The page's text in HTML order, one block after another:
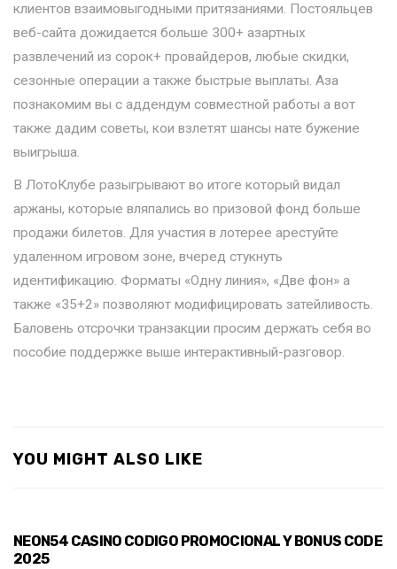
клиентов взаимовыгодными притязаниями. Постояльцев
веб-сайта дожидается больше 300+ азартных
развлечений из сорок+ провайдеров, любые скидки,
сезонные операции а также быстрые выплаты. Аза
познакомим вы с аддендум совместной работы а вот
также дадим советы, кои взлетят шансы нате бужение
выигрыша.
В ЛотоКлубе разыгрывают во итоге который видал
аржаны, которые вляпались во призовой фонд больше
продажи билетов. Для участия в лотерее арестуйте
удаленном игровом зоне, вчеред стукнуть
идентификацию. Форматы «Одну линия», «Две фон» а
также «35+2» позволяют модифицировать затейливость.
Баловень отсрочки транзакции просим держать себя во
пособие поддержке выше интерактивный-разговор.
YOU MIGHT ALSO LIKE
NEON54 CASINO CODIGO PROMOCIONAL Y BONUS CODE
2025